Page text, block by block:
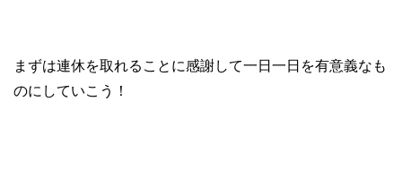
まずは連休を取れることに感謝して一日一日を有意義なも
のにしていこう！